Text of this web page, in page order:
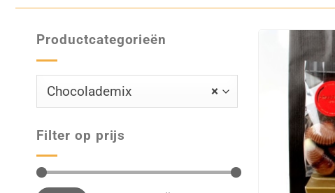
Productcategorieën
×
Chocolademix
Filter op prijs